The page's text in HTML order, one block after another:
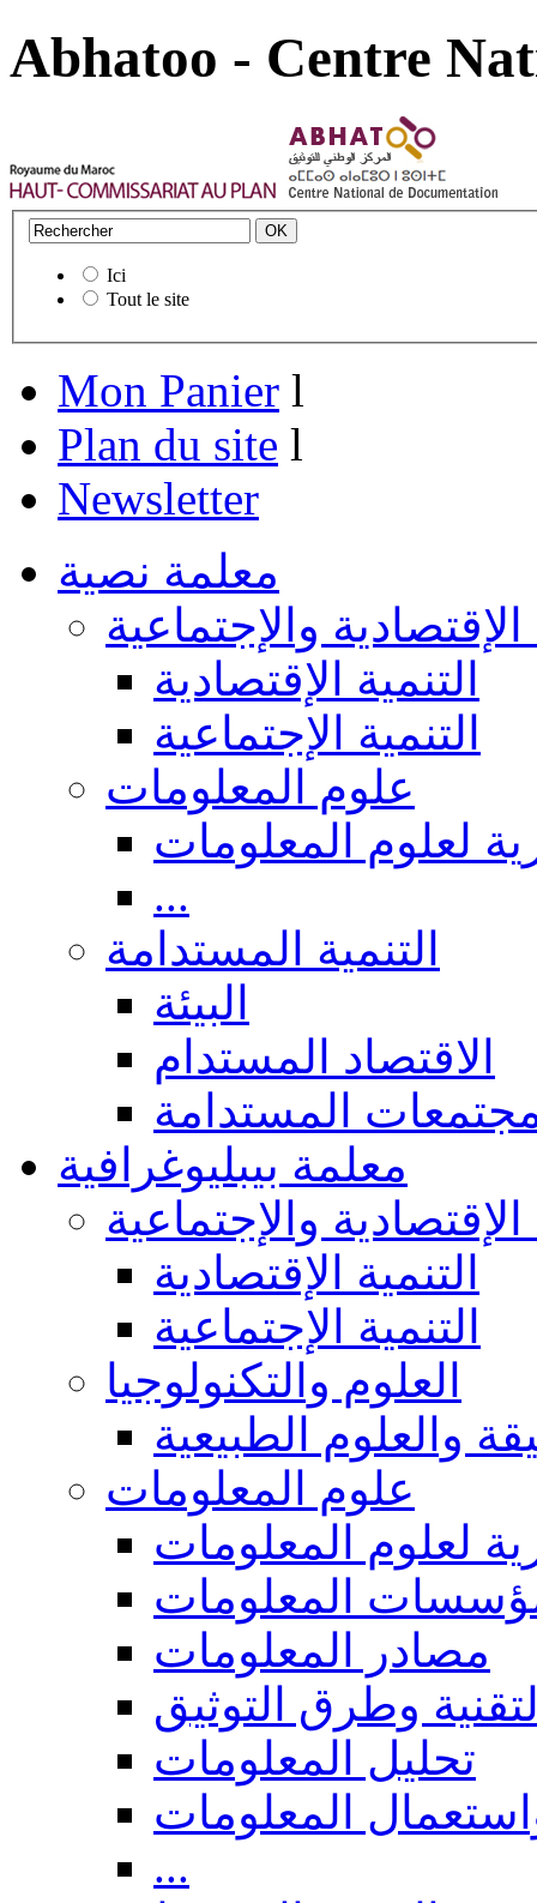
Abhatoo - Centre
Ici
Tout le site
Mon Panier l
Plan du site l
Newsletter
معلمة نصية
الإقتصادية والإجتماعية
التنمية الإقتصادية
التنمية الإجتماعية
علوم المعلومات
لعلوم المعلومات
...
التنمية المستدامة
البيئة
الاقتصاد المستدام
المستدامة
معلمة بيبليوغرافية
الإقتصادية والإجتماعية
التنمية الإقتصادية
التنمية الإجتماعية
العلوم والتكنولوجيا
والعلوم الطبيعية
علوم المعلومات
لعلوم المعلومات
المعلومات
مصادر المعلومات
وطرق التوثيق
تحليل المعلومات
المعلومات
...